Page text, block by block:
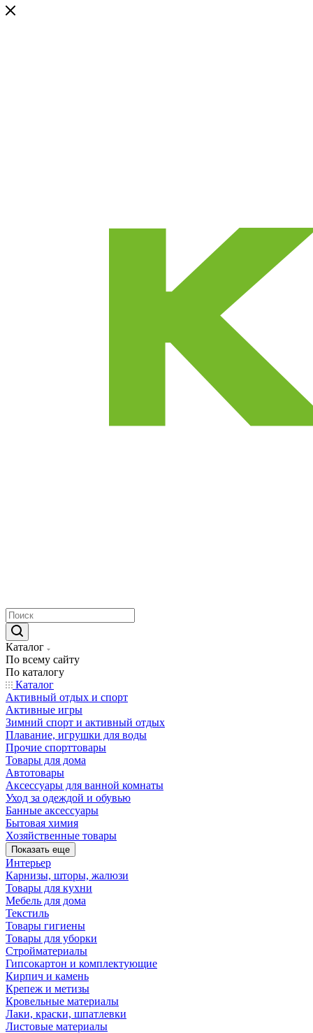
Каталог
По всему сайту
По каталогу
Каталог
Активный отдых и спорт
Активные игры
Зимний спорт и активный отдых
Плавание, игрушки для воды
Прочие спорттовары
Товары для дома
Автотовары
Аксессуары для ванной комнаты
Уход за одеждой и обувью
Банные аксессуары
Бытовая химия
Хозяйственные товары
Показать еще
Интерьер
Карнизы, шторы, жалюзи
Товары для кухни
Мебель для дома
Текстиль
Товары гигиены
Товары для уборки
Стройматериалы
Гипсокартон и комплектующие
Кирпич и камень
Крепеж и метизы
Кровельные материалы
Лаки, краски, шпатлевки
Листовые материалы